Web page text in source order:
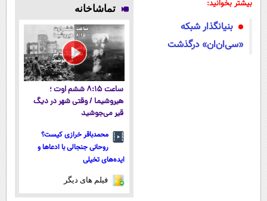
آموزش رایگان
پرداخت قسطی
بیشتر بخوانید:
بنیانگذار شبکه
«سی‌ان‌ان» درگذشت
تماشاخانه
ساعت ۸:۱۵ ششم اوت ؛
هیروشیما / وقتی شهر در دیگ
قیر می‌جوشید
محمدباقر خرازی کیست؟
روحانی جنجالی با ادعاها و
ایده‌های تخیلی
فیلم های دیگر